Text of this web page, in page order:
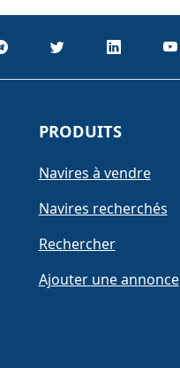
PRODUITS
Navires à vendre
Navires recherchés
Rechercher
Ajouter une annonce